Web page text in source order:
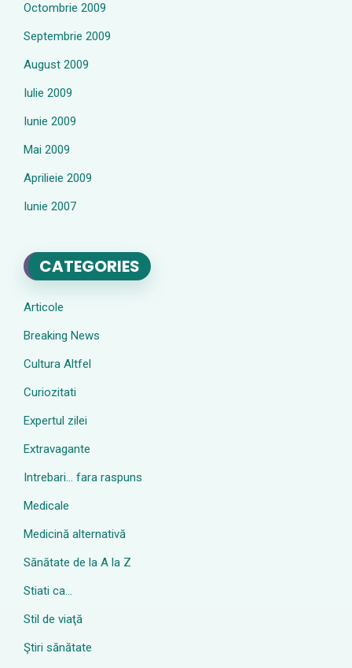
Octombrie 2009
Septembrie 2009
August 2009
Iulie 2009
Iunie 2009
Mai 2009
Aprilieie 2009
Iunie 2007
CATEGORIES
Articole
Breaking News
Cultura Altfel
Curiozitati
Expertul zilei
Extravagante
Intrebari… fara raspuns
Medicale
Medicină alternativă
Sănătate de la A la Z
Stiati ca…
Stil de viaţă
Ştiri sănătate